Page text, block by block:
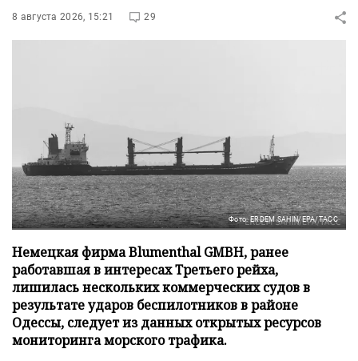
8 августа 2026, 15:21 29
Фото: ERDEM SAHIN/EPA/ТАСС
Немецкая фирма Blumenthal GMBH, ранее
работавшая в интересах Третьего рейха,
лишилась нескольких коммерческих судов в
результате ударов беспилотников в районе
Одессы, следует из данных открытых ресурсов
мониторинга морского трафика.